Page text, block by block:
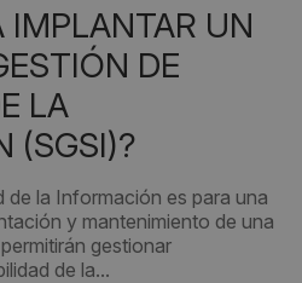
DE
LA
(SGSI)?
de la Información es para una
y mantenimiento de una
gestionar
de la...